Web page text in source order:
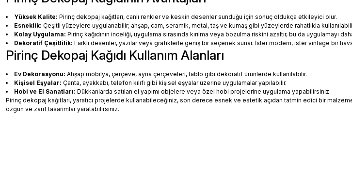
Yüksek Kalite: Pirinç dekopaj kağıtları, canlı renkler ve keskin desenler sunduğu için sonuç oldukça etkileyici olur.
Esneklik: Çeşitli yüzeylere uygulanabilir; ahşap, cam, seramik, metal, taş ve kumaş gibi yüzeylerde rahatlıkla
Kolay Uygulama: Pirinç kağıdının inceliği, uygulama sırasında kırılma veya bozulma riskini azaltır, bu da uygulamayı
Dekoratif Çeşitlilik: Farklı desenler, yazılar veya grafiklerle geniş bir seçenek sunar. İster modern, ister vintage bir
Pirinç Dekopaj Kağıdı Kullanım Alanları
Ev Dekorasyonu: Ahşap mobilya, çerçeve, ayna çerçeveleri, tablo gibi dekoratif ürünlerde kullanılabilir.
Kişisel Eşyalar: Çanta, ayakkabı, telefon kılıfı gibi kişisel eşyalar üzerine uygulamalar yapılabilir.
Hobi ve El Sanatları: Dükkanlarda satılan el yapımı objelere veya özel hobi projelerine uygulama yapabilirsiniz.
Pirinç dekopaj kağıtları, yaratıcı projelerde kullanabileceğiniz, son derece esnek ve estetik açıdan tatmin edici bir
özgün ve zarif tasarımlar yaratabilirsiniz.